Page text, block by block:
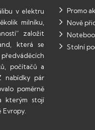
v elektru
milníku,
založit
která se
počítačů a
nabídky pár
poměrně
kterým stojí
Promo
Nově
Stolní